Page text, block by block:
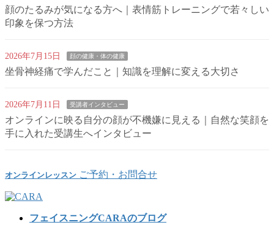
顔のたるみが気になる方へ｜表情筋トレーニングで若々しい
印象を保つ方法
2026年7月15日 顔の健康・体の健康
坐骨神経痛で学んだこと｜知識を理解に変える大切さ
2026年7月11日 受講者インタビュー
オンラインに映る自分の顔が不機嫌に見える｜自然な笑顔を
手に入れた受講生へインタビュー
オンラインレッスン ご予約・お問合せ
フェイスニングCARAのブログ